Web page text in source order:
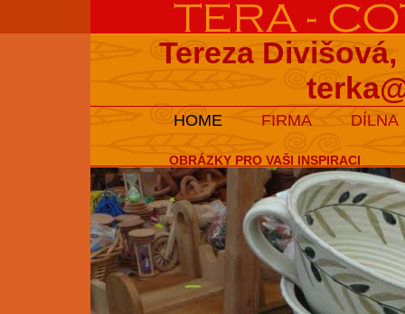
Tereza
HOME FIRMA DÍLNA
OBRÁZKY PRO VAŠI INSPIRACI